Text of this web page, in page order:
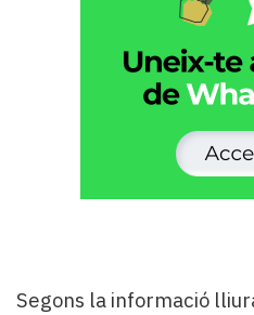
Segons la informació